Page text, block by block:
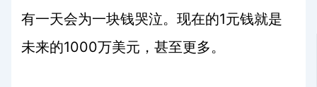
有一天会为一块钱哭泣。现在的1元钱就是
未来的1000万美元，甚至更多。